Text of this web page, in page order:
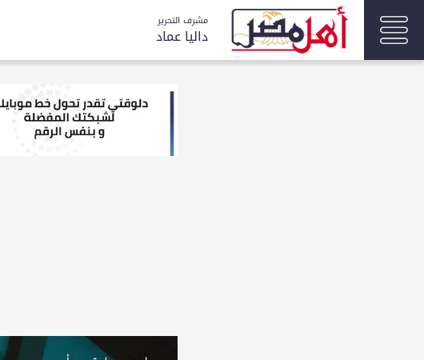
مشرف التحرير
داليا عماد